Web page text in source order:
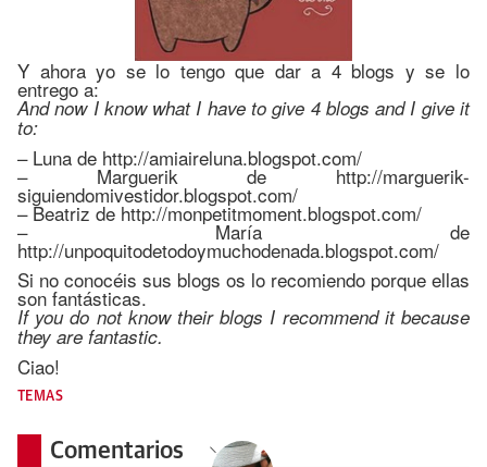
Y ahora yo se lo tengo que dar a 4 blogs y se lo
entrego a:
And now I know what I have to give 4 blogs and I give it
to:
– Luna de http://amiaireluna.blogspot.com/
– Marguerik de http://marguerik-
siguiendomivestidor.blogspot.com/
– Beatriz de http://monpetitmoment.blogspot.com/
– María de
http://unpoquitodetodoymuchodenada.blogspot.com/
Si no conocéis sus blogs os lo recomiendo porque ellas
son fantásticas.
If you do not know their blogs I recommend it because
they are fantastic.
Ciao!
TEMAS
Comentarios